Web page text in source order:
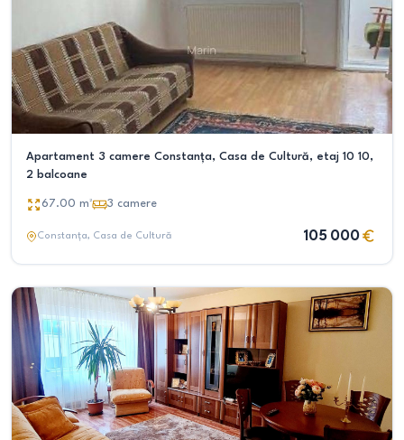
Apartament 3 camere Constanța, Casa de Cultură, etaj 10 10,
2 balcoane
67.00 m² 3 camere
Constanța, Casa de Cultură 105 000